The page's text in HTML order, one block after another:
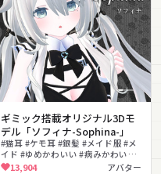
ギミック搭載オリジナル3Dモ
デル「ソフィナ-Sophina-」
#猫耳 #ケモ耳 #銀髪 #メイド服 #メ
イド #ゆめかわいい #病みかわいい
#彼シャツ #リボン #VRM対応
13,904 アバター